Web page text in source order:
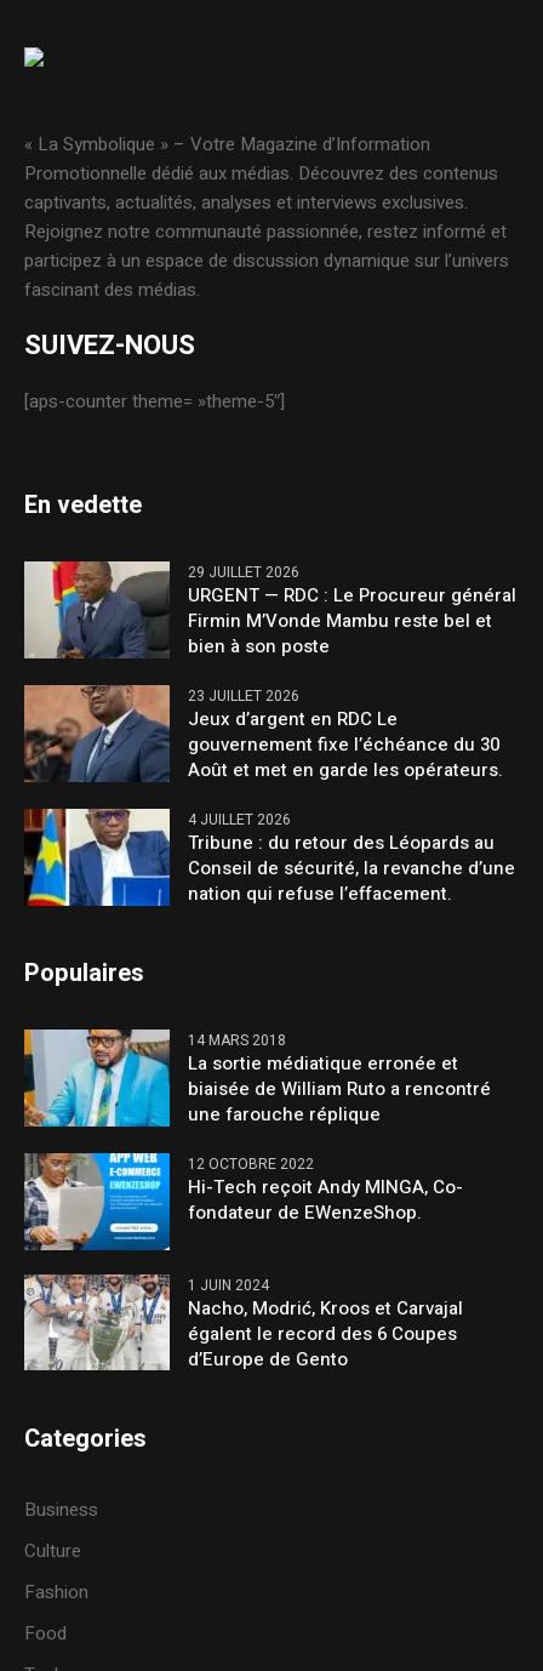
« La Symbolique » – Votre Magazine d’Information
Promotionnelle dédié aux médias. Découvrez des contenus
captivants, actualités, analyses et interviews exclusives.
Rejoignez notre communauté passionnée, restez informé et
participez à un espace de discussion dynamique sur l’univers
fascinant des médias.
SUIVEZ-NOUS
[aps-counter theme= »theme-5″]
En vedette
29 JUILLET 2026
URGENT — RDC : Le Procureur général
Firmin M’Vonde Mambu reste bel et
bien à son poste
23 JUILLET 2026
Jeux d’argent en RDC Le
gouvernement fixe l’échéance du 30
Août et met en garde les opérateurs.
4 JUILLET 2026
Tribune : du retour des Léopards au
Conseil de sécurité, la revanche d’une
nation qui refuse l’effacement.
Populaires
14 MARS 2018
La sortie médiatique erronée et
biaisée de William Ruto a rencontré
une farouche réplique
12 OCTOBRE 2022
Hi-Tech reçoit Andy MINGA, Co-
fondateur de EWenzeShop.
1 JUIN 2024
Nacho, Modrić, Kroos et Carvajal
égalent le record des 6 Coupes
d’Europe de Gento
Categories
Business
Culture
Fashion
Food